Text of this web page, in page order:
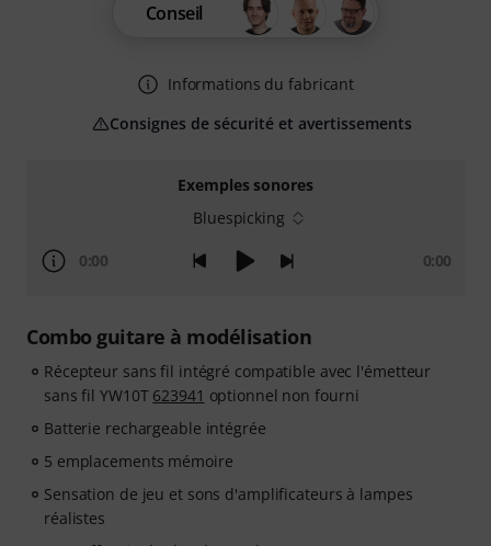
Exemples sonores
Bluespicking
0:00 0:00
Combo guitare à modélisation
Récepteur sans fil intégré compatible avec l'émetteur
sans fil YW10T 623941 optionnel non fourni
Batterie rechargeable intégrée
5 emplacements mémoire
Sensation de jeu et sons d'amplificateurs à lampes
réalistes
Conseil
Informations du fabricant
Consignes de sécurité et avertissements